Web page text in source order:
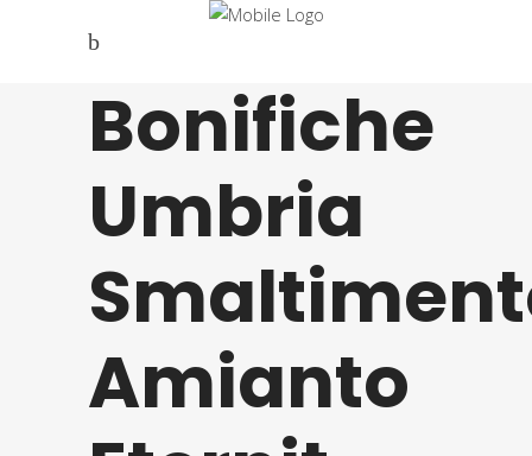
Bonifiche
Umbria
Amianto